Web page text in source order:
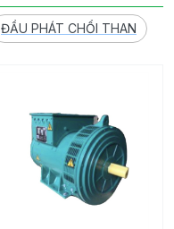
ĐẦU PHÁT CHỔI THAN